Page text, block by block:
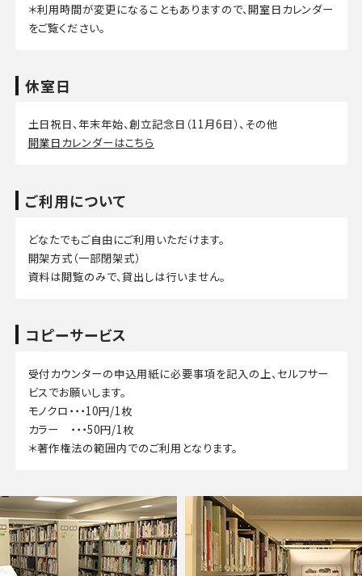
＊利用時間が変更になることもありますので、開室日カレンダー
をご覧ください。
休室日
土日祝日、年末年始、創立記念日（11月6日）、その他
開業日カレンダーはこちら
ご利用について
どなたでもご自由にご利用いただけます。
開架方式（一部閉架式）
資料は閲覧のみで、貸出しは行いません。
コピーサービス
受付カウンターの申込用紙に必要事項を記入の上、セルフサー
ビスでお願いします。
モノクロ・・・10円/1枚
カラー ・・・50円/1枚
＊著作権法の範囲内でのご利用となります。